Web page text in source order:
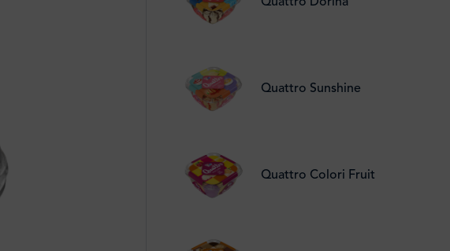
Quattro Sunshine
Quattro Colori Fruit